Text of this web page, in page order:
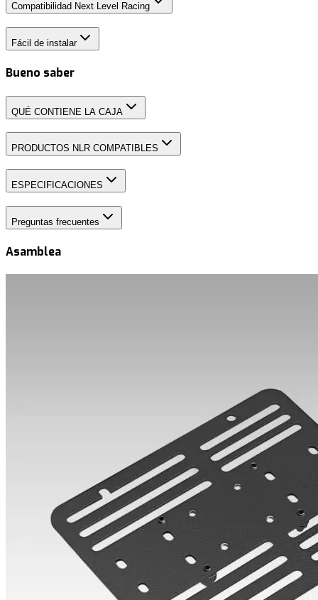
Compatibilidad Next Level Racing
Fácil de instalar
Bueno saber
QUÉ CONTIENE LA CAJA
PRODUCTOS NLR COMPATIBLES
ESPECIFICACIONES
Preguntas frecuentes
Asamblea